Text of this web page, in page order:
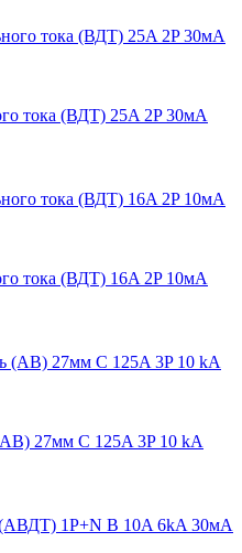
тока (ВДТ) 25A 2P 30мА
тока (ВДТ) 16A 2P 10мА
27мм C 125A 3P 10 kA